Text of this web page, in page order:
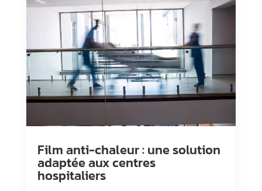
Film anti-chaleur : une solution
adaptée aux centres
hospitaliers